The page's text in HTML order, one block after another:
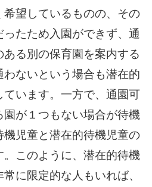
望しているものの、その
たため入園ができず、通
る別の保育園を案内する
わないという場合も潜在的
います。一方で、通園可
が１つもない場合が待機
機児童と潜在的待機児童の
このように、潜在的待機
に限定的な人もいれば、